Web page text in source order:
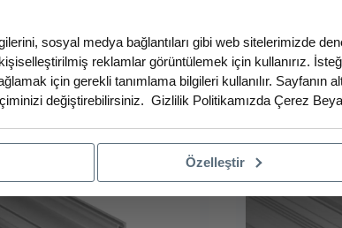
sosyal medya bağlantıları gibi web sitelerimizde
reklamlar görüntülemek için kullanırız.
için gerekli tanımlama bilgileri kullanılır. Sayfanın
değiştirebilirsiniz. Gizlilik Politikamızda Çerez
Özelleştir